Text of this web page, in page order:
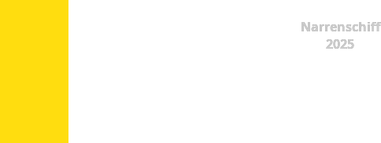
Narrenschiff
2025